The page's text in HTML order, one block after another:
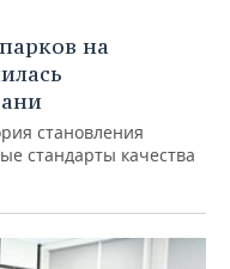
на
становления
стандарты качества